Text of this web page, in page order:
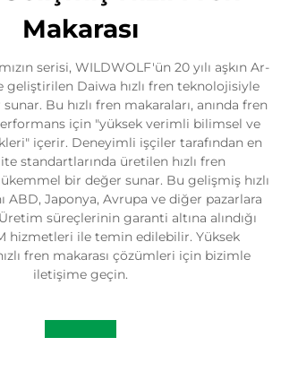
Makarası
serisi, WILDWOLF'ün 20 yılı aşkın Ar-
geliştirilen Daiwa hızlı fren teknolojisiyle
Bu hızlı fren makaraları, anında fren
için "yüksek verimli bilimsel ve
içerir. Deneyimli işçiler tarafından en
standartlarında üretilen hızlı fren
bir değer sunar. Bu gelişmiş hızlı
ABD, Japonya, Avrupa ve diğer pazarlara
süreçlerinin garanti altına alındığı
hizmetleri ile temin edilebilir. Yüksek
fren makarası çözümleri için bizimle
iletişime geçin.